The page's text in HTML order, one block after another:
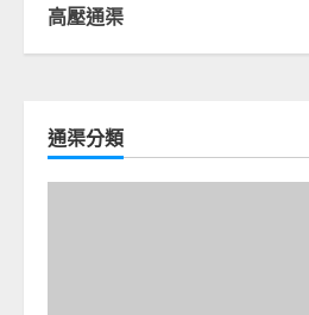
高壓通渠
通渠分類